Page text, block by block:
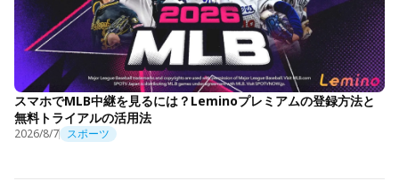
スマホでMLB中継を見るには？Leminoプレミアムの登録方法と
無料トライアルの活用法
2026/8/7 スポーツ